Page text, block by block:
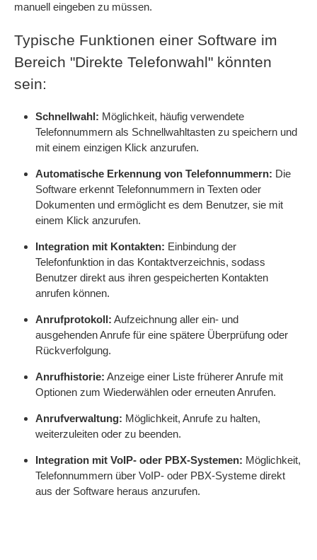
manuell eingeben zu müssen.
Typische Funktionen einer Software im
Bereich "Direkte Telefonwahl" könnten
sein:
Schnellwahl: Möglichkeit, häufig verwendete
Telefonnummern als Schnellwahltasten zu speichern und
mit einem einzigen Klick anzurufen.
Automatische Erkennung von Telefonnummern: Die
Software erkennt Telefonnummern in Texten oder
Dokumenten und ermöglicht es dem Benutzer, sie mit
einem Klick anzurufen.
Integration mit Kontakten: Einbindung der
Telefonfunktion in das Kontaktverzeichnis, sodass
Benutzer direkt aus ihren gespeicherten Kontakten
anrufen können.
Anrufprotokoll: Aufzeichnung aller ein- und
ausgehenden Anrufe für eine spätere Überprüfung oder
Rückverfolgung.
Anrufhistorie: Anzeige einer Liste früherer Anrufe mit
Optionen zum Wiederwählen oder erneuten Anrufen.
Anrufverwaltung: Möglichkeit, Anrufe zu halten,
weiterzuleiten oder zu beenden.
Integration mit VoIP- oder PBX-Systemen: Möglichkeit,
Telefonnummern über VoIP- oder PBX-Systeme direkt
aus der Software heraus anzurufen.